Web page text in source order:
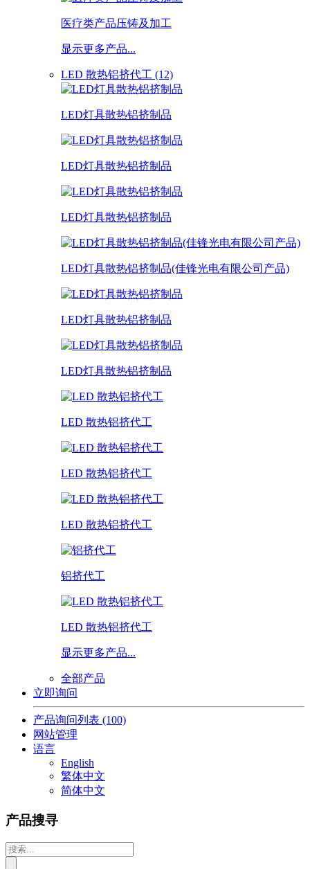
医疗类产品压铸及加工
显示更多产品...
LED 散热铝挤代工 (12)
LED灯具散热铝挤制品
LED灯具散热铝挤制品
LED灯具散热铝挤制品
LED灯具散热铝挤制品(佳锋光电有限公司产品)
LED灯具散热铝挤制品
LED灯具散热铝挤制品
LED 散热铝挤代工
LED 散热铝挤代工
LED 散热铝挤代工
铝挤代工
LED 散热铝挤代工
显示更多产品...
全部产品
立即询问
产品询问列表 (100)
网站管理
语言
English
繁体中文
简体中文
产品搜寻